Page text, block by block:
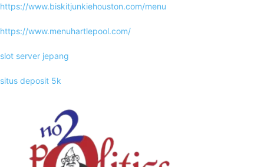
https://www.biskitjunkiehouston.com/menu
https://www.menuhartlepool.com/
slot server jepang
situs deposit 5k